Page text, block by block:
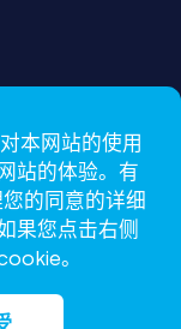
本网站的使用
站的体验。有
的同意的详细
果您点击右侧
。